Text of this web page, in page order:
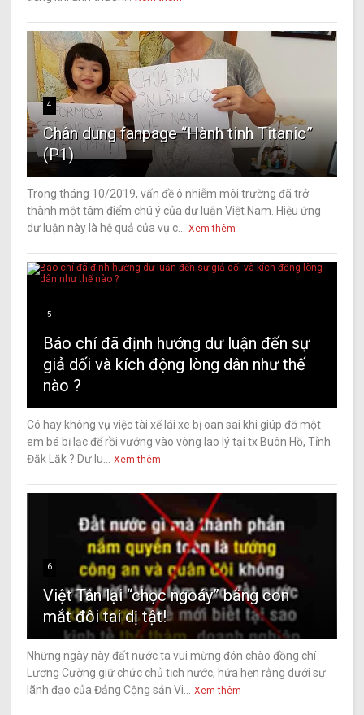
4
Chân dung fanpage “Hành tinh Titanic”
(P1)
Trong tháng 10/2019, vấn đề ô nhiễm môi trường đã trở
thành một tâm điểm chú ý của dư luận Việt Nam. Hiệu ứng
dư luận này là hệ quả của vụ c... Xem thêm
5
Báo chí đã định hướng dư luận đến sự
giả dối và kích động lòng dân như thế
nào ?
Có hay không vụ việc tài xế lái xe bị oan sai khi giúp đỡ một
em bé bị lạc để rồi vướng vào vòng lao lý tại tx Buôn Hồ, Tỉnh
Đăk Lăk ? Dư lu... Xem thêm
6
Việt Tân lại “chọc ngoáy” bằng con
mắt đôi tai dị tật!
Những ngày này đất nước ta vui mừng đón chào đồng chí
Lương Cường giữ chức chủ tịch nước, hứa hẹn rằng dưới sự
lãnh đạo của Đảng Cộng sản Vi... Xem thêm